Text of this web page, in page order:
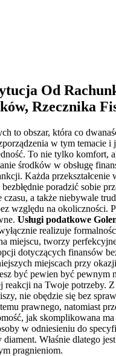
Od
Rzecznika
to obszar, która co
w tym temacie
To nie tylko
środków w obsługę
Każda
poradzić
a także niebywale
względu na
Usługi podatkowe
realizuje
miejscu, tworzy
dotyczących finansów
miejscach przy
być pewien być
na Twoje
nie obędzie się bez
prawnego, natomiast
jak skomplikowana
w odniesieniu do
Właśnie dlatego
pragnieniom.